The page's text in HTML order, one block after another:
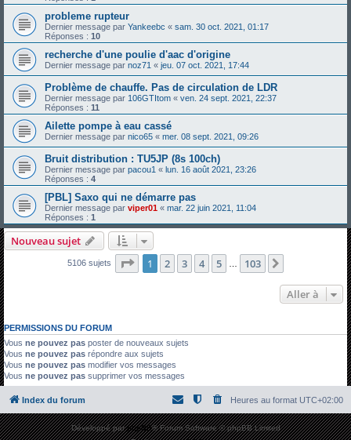
probleme rupteur
Dernier message par Yankeebc « sam. 30 oct. 2021, 01:17
Réponses : 10
recherche d'une poulie d'aac d'origine
Dernier message par noz71 « jeu. 07 oct. 2021, 17:44
Problème de chauffe. Pas de circulation de LDR
Dernier message par 106GTItom « ven. 24 sept. 2021, 22:37
Réponses : 11
Ailette pompe à eau cassé
Dernier message par nico65 « mer. 08 sept. 2021, 09:26
Bruit distribution : TU5JP (8s 100ch)
Dernier message par pacou1 « lun. 16 août 2021, 23:26
Réponses : 4
[PBL] Saxo qui ne démarre pas
Dernier message par viper01 « mar. 22 juin 2021, 11:04
Réponses : 1
Nouveau sujet
5106 sujets Page 1sur103
1 2 3 4 5 103
Aller à
PERMISSIONS DU FORUM
Vous ne pouvez pas poster de nouveaux sujets
Vous ne pouvez pas répondre aux sujets
Vous ne pouvez pas modifier vos messages
Vous ne pouvez pas supprimer vos messages
Index du forum Heures au format UTC+02:00
Développé parphpBB® Forum Software © phpBB Limited